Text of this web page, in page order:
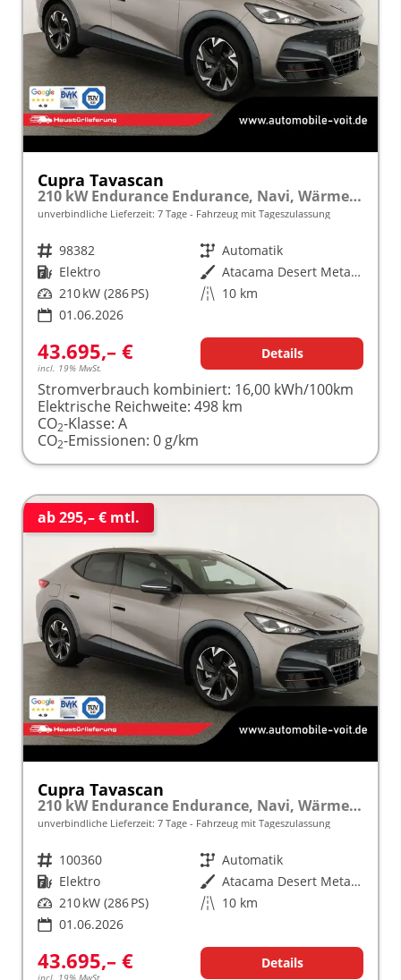
Cupra Tavascan
210 kW Endurance Endurance, Navi, Wärmepumpe, Kamera, el. Klappe, 19-Zoll, 3 J.-Garantie
unverbindliche Lieferzeit: 7 Tage Fahrzeug mit Tageszulassung
Fahrzeugnr. 98382 Getriebe Automatik
Kraftstoff Elektro Außenfarbe
Atacama Desert Metallic
Leistung 210 kW (286 PS) Kilometerstand 10 km
01.06.2026
43.695,– €
incl. 19% MwSt.
Details
Stromverbrauch kombiniert: 16,00 kWh/100km
Elektrische Reichweite: 498 km
CO2-Klasse: A
CO2-Emissionen: 0 g/km
ab 295,– € mtl.
Cupra Tavascan
210 kW Endurance Endurance, Navi, Wärmepumpe, Kamera, el. Klappe, 19-Zoll, 3 J.-Garantie
unverbindliche Lieferzeit: 7 Tage Fahrzeug mit Tageszulassung
Fahrzeugnr. 100360 Getriebe Automatik
Kraftstoff Elektro Außenfarbe
Atacama Desert Metallic
Leistung 210 kW (286 PS) Kilometerstand 10 km
01.06.2026
43.695,– €
incl. 19% MwSt.
Details